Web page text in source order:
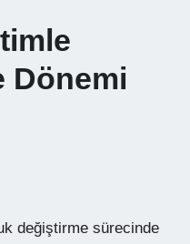
Dönemi
değiştirme sürecinde